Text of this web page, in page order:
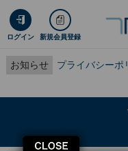
ログイン 新規会員登録
お知らせ プライバシーポ